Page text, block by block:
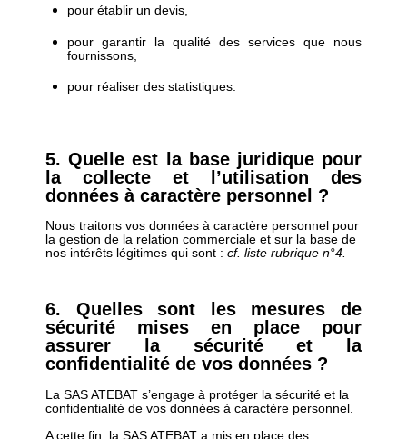
pour établir un devis,
pour garantir la qualité des services que nous
fournissons,
pour réaliser des statistiques.
5. Quelle est la base juridique pour
la collecte et l’utilisation des
données à caractère personnel ?
Nous traitons vos données à caractère personnel pour
la gestion de la relation commerciale et sur la base de
nos intérêts légitimes qui sont : cf. liste rubrique n°4.
6. Quelles sont les mesures de
sécurité mises en place pour
assurer la sécurité et la
confidentialité de vos données ?
La SAS ATEBAT s’engage à protéger la sécurité et la
confidentialité de vos données à caractère personnel.
A cette fin, la SAS ATEBAT a mis en place des